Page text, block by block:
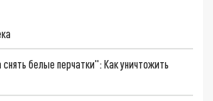
белые перчатки": Как уничтожить